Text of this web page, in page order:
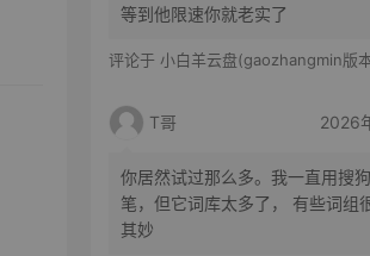
等到他限速你就老实了
评论于 小白羊云盘(gaozhangmin版本)
T哥 2026
你居然试过那么多。我一直用搜
笔，但它词库太多了， 有些词组
其妙